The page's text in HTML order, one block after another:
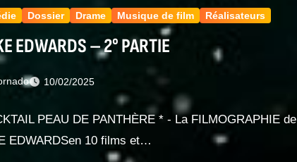
Dossier Drame Musique de film Réalisateurs
EDWARDS – 2° PARTIE
10/02/2025
PEAU DE PANTHÈRE * - La FILMOGRAPHIE de
EDWARDSen 10 films et…